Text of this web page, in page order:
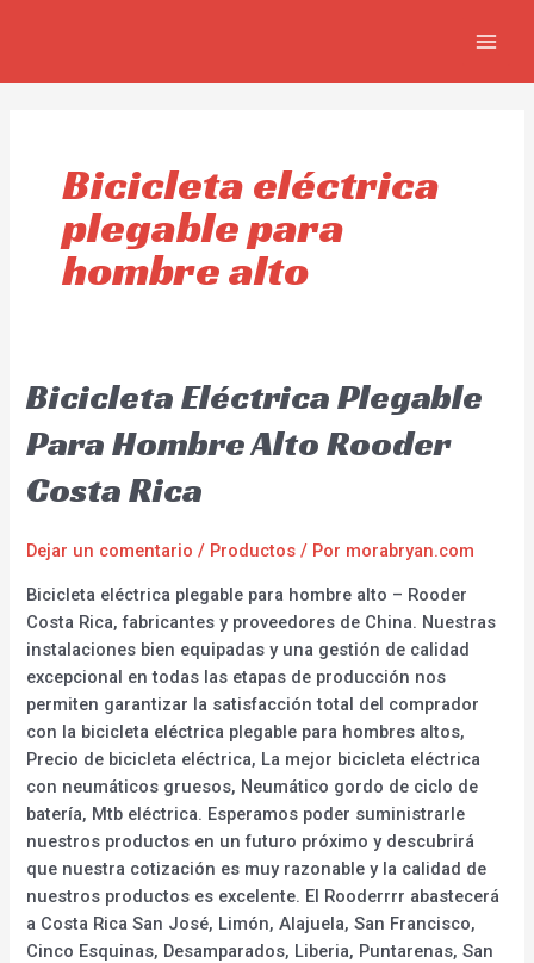
Bicicleta eléctrica
plegable para
hombre alto
Bicicleta Eléctrica Plegable
Para Hombre Alto Rooder
Costa Rica
Dejar un comentario / Productos / Por morabryan.com
Bicicleta eléctrica plegable para hombre alto – Rooder
Costa Rica, fabricantes y proveedores de China. Nuestras
instalaciones bien equipadas y una gestión de calidad
excepcional en todas las etapas de producción nos
permiten garantizar la satisfacción total del comprador
con la bicicleta eléctrica plegable para hombres altos,
Precio de bicicleta eléctrica, La mejor bicicleta eléctrica
con neumáticos gruesos, Neumático gordo de ciclo de
batería, Mtb eléctrica. Esperamos poder suministrarle
nuestros productos en un futuro próximo y descubrirá
que nuestra cotización es muy razonable y la calidad de
nuestros productos es excelente. El Rooderrrr abastecerá
a Costa Rica San José, Limón, Alajuela, San Francisco,
Cinco Esquinas, Desamparados, Liberia, Puntarenas, San